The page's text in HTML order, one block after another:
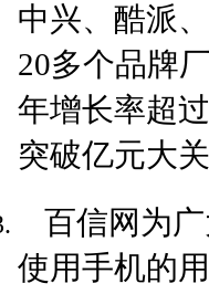
中兴、酷派
20多个品牌
年增长率超
突破亿元大
百信网为
使用手机的